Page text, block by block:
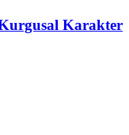
Karakter